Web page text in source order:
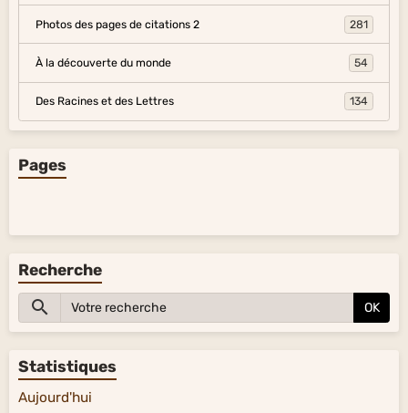
Photos des pages de citations 2 281
À la découverte du monde 54
Des Racines et des Lettres 134
Pages
Recherche
OK
Statistiques
Aujourd'hui